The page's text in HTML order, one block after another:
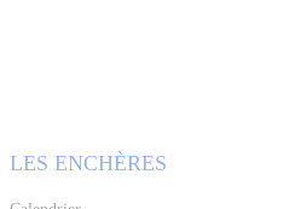
LES ENCHÈRES